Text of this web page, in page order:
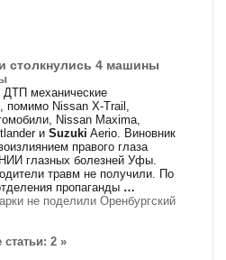
столкнулись 4 машины
ДТП механические
помимо Nissan X-Trail,
Nissan Maxima,
иSuzuki Aerio. Виновник
правого глаза
глазных болезней Уфы.
травм не получили. По
пропаганды …
не поделили Оренбургский
2 »